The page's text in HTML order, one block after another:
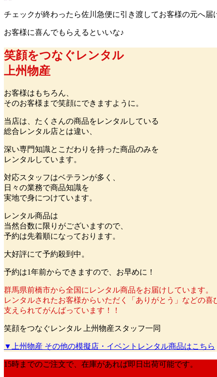
チェックが終わったら佐川急便に引き渡してお客様の元へ届
お客様に喜んでもらえるといいな♪
笑顔をつなぐレンタル
上州物産
お客様はもちろん、
そのお客様まで笑顔にできますように。
当店は、たくさんの商品をレンタルしている
総合レンタル店とは違い、
深い専門知識とこだわりを持った商品のみを
レンタルしています。
対応スタッフはベテランが多く、
日々の業務で商品知識を
実地で身につけています。
レンタル商品は
当然台数に限りがございますので、
予約は先着順になっております。
大好評にて予約殺到中。
予約は1年前からできますので、お早めに！
群馬県前橋市から全国にレンタル商品をお届けしています。
レンタルされたお客様からいただく「ありがとう」などの喜
支えられてがんばっています！！
笑顔をつなぐレンタル 上州物産スタッフ一同
▼上州物産 その他の模擬店・イベントレンタル商品はこちら
15時までのご注文で、在庫があれば即日出荷可能です。